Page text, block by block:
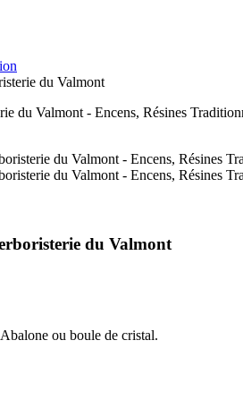
du Valmont
du Valmont
ou boule de cristal.